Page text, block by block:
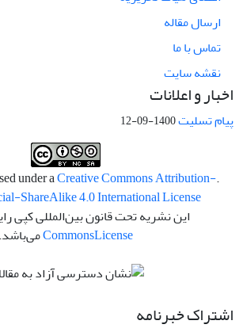
ارسال مقاله
تماس با ما
نقشه سایت
اخبار و اعلانات
پیام تسلیت1400-09-12
.This work is licensed under a
Creative Commons Attribution-
ShareAlike 4.0 International License
این نشریه تحت قانون بین‌المللی کپی
CommonsLicense می‌باشد.
اشتراک خبرنامه